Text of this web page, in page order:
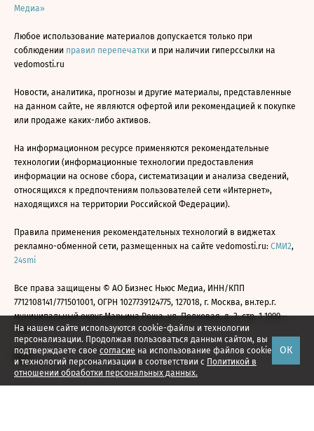
На нашем сайте используются cookie-файлы и технологии
персонализации. Продолжая пользоваться данным сайтом, вы
подтверждаете свое согласие на использование файлов cookie
и технологий персонализации в соответствии с Политикой в
отношении обработки персональных данных.
ОК
Медиа»
Любое использование материалов допускается только при
соблюдении правил перепечатки и при наличии гиперссылки на
vedomosti.ru
Новости, аналитика, прогнозы и другие материалы, представленные
на данном сайте, не являются офертой или рекомендацией к покупке
или продаже каких-либо активов.
На информационном ресурсе применяются рекомендательные
технологии (информационные технологии предоставления
информации на основе сбора, систематизации и анализа сведений,
относящихся к предпочтениям пользователей сети «Интернет»,
находящихся на территории Российской Федерации).
Правила применения рекомендательных технологий в виджетах
рекламно-обменной сети, размещенных на сайте vedomosti.ru: СМИ2,
24smi
Все права защищены © АО Бизнес Ньюс Медиа, ИНН/КПП
7712108141/771501001, ОГРН 1027739124775, 127018, г. Москва, вн.тер.г.
муниципальный округ Марьина Роща, ул. Полковая, д. 3, стр. 1 1999—
2026